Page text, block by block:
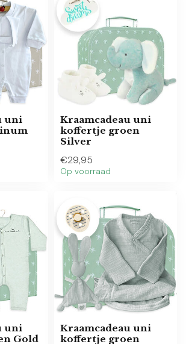
uni
Kraamcadeau uni
koffertje groen
Silver
€29,95
Op voorraad
uni
Gold
Kraamcadeau uni
koffertje groen